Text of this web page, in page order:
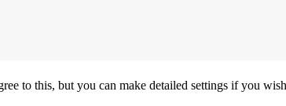
to this, but you can make detailed settings if you